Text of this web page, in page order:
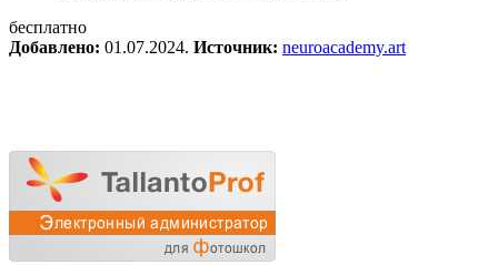
бесплатно
Добавлено: 01.07.2024. Источник: neuroacademy.art